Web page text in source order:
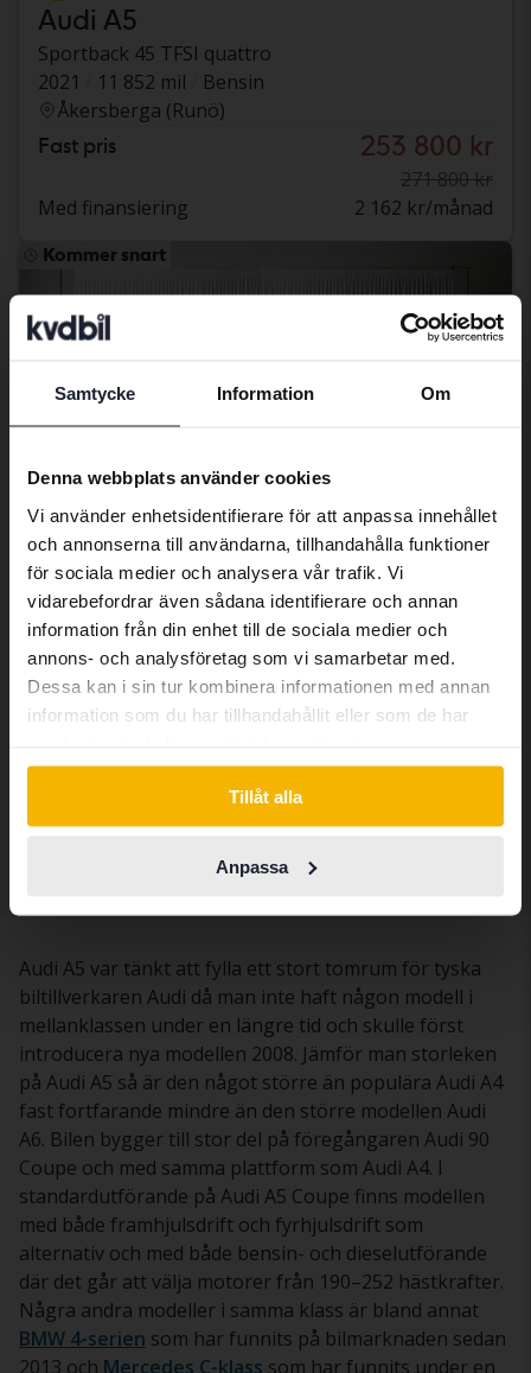
Samtycke Information Om
Denna webbplats använder cookies
Vi använder enhetsidentifierare för att anpassa innehållet
och annonserna till användarna, tillhandahålla funktioner
för sociala medier och analysera vår trafik. Vi
vidarebefordrar även sådana identifierare och annan
information från din enhet till de sociala medier och
annons- och analysföretag som vi samarbetar med.
Dessa kan i sin tur kombinera informationen med annan
information som du har tillhandahållit eller som de har
Tillåt alla
Anpassa
Audi A5
Sportback 45 TFSI quattro
2021
11 852 mil
Bensin
Åkersberga (Runö)
Fast pris 253 800 kr
271 800 kr
Med finansiering
2 162 kr/månad
Kommer snart
Testad
Audi A5
2.0 TDI Clean diesel Sportback quattro
2015
19 131 mil
Diesel
Utgångspris Kommer snart
En värdering av fordonet är på gång
Du ser nu 7 av 7 träffar
Audi A5 var tänkt att fylla ett stort tomrum för tyska
biltillverkaren Audi då man inte haft någon modell i
mellanklassen under en längre tid och skulle först
introducera nya modellen 2008. Jämför man storleken
på Audi A5 så är den något större än populära Audi A4
fast fortfarande mindre än den större modellen Audi
A6. Bilen bygger till stor del på föregångaren Audi 90
Coupe och med samma plattform som Audi A4. I
standardutförande på Audi A5 Coupe finns modellen
med både framhjulsdrift och fyrhjulsdrift som
alternativ och med både bensin- och dieselutförande
där det går att välja motorer från 190–252 hästkrafter.
Några andra modeller i samma klass är bland annat
BMW 4-serien som har funnits på bilmarknaden sedan
2013 och Mercedes C-klass som har funnits under en
Preferred language
We have detected that your browser
Swedish. To better service our friends
abroad we have an English language
site (kvdcars.com) that contains all the
same vehicles and services.
Continue in Swedish